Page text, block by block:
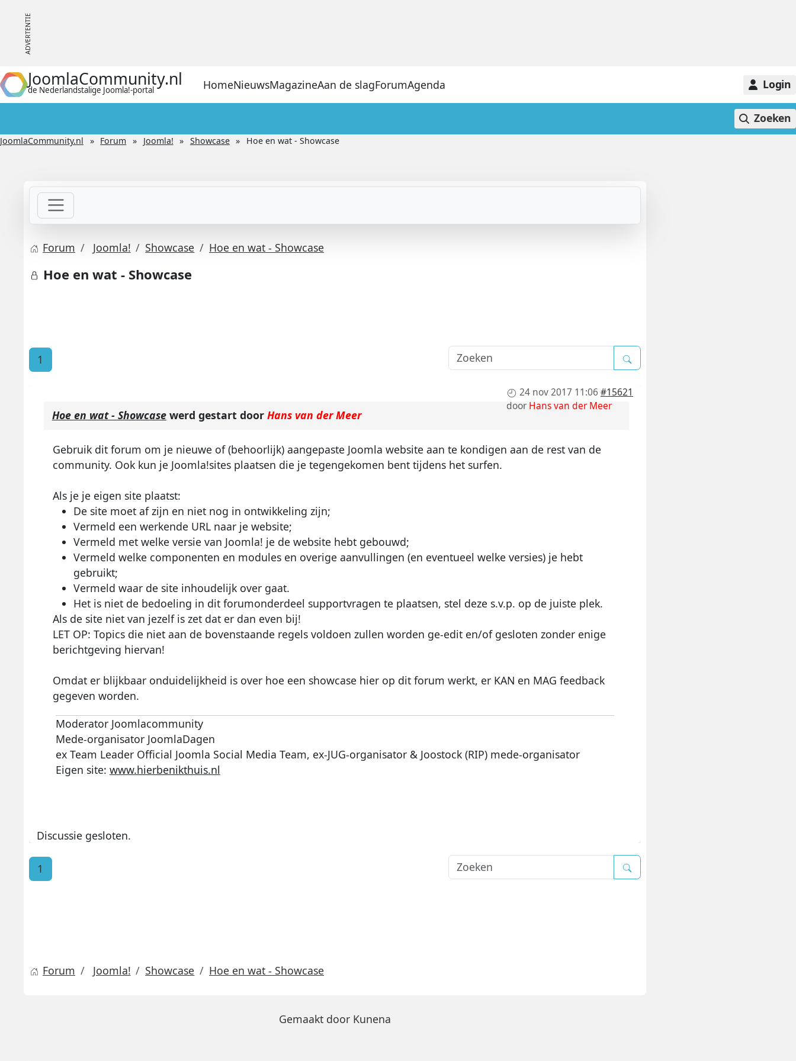
JoomlaCommunity.nl
de Nederlandstalige Joomla!-portal HomeNieuwsMagazineAan de slagForumAgenda Login
Zoeken
JoomlaCommunity.nl Forum Joomla! Showcase Hoe en wat - Showcase
Forum Joomla! Showcase Hoe en wat - Showcase
Hoe en wat - Showcase
1
24 nov 2017 11:06 #15621
doorHans van der Meer
Hoe en wat - Showcasewerd gestart door Hans van der Meer
Gebruik dit forum om je nieuwe of (behoorlijk) aangepaste Joomla website aan te kondigen aan de rest van de
community. Ook kun je Joomla!sites plaatsen die je tegengekomen bent tijdens het surfen.
Als je je eigen site plaatst:
De site moet af zijn en niet nog in ontwikkeling zijn;
Vermeld een werkende URL naar je website;
Vermeld met welke versie van Joomla! je de website hebt gebouwd;
Vermeld welke componenten en modules en overige aanvullingen (en eventueel welke versies) je hebt
gebruikt;
Vermeld waar de site inhoudelijk over gaat.
Het is niet de bedoeling in dit forumonderdeel supportvragen te plaatsen, stel deze s.v.p. op de juiste plek.
Als de site niet van jezelf is zet dat er dan even bij!
LET OP: Topics die niet aan de bovenstaande regels voldoen zullen worden ge-edit en/of gesloten zonder enige
berichtgeving hiervan!
Omdat er blijkbaar onduidelijkheid is over hoe een showcase hier op dit forum werkt, er KAN en MAG feedback
gegeven worden.
Moderator Joomlacommunity
Mede-organisator JoomlaDagen
ex Team Leader Official Joomla Social Media Team, ex-JUG-organisator & Joostock (RIP) mede-organisator
Eigen site: www.hierbenikthuis.nl
Discussie gesloten.
1
Forum Joomla! Showcase Hoe en wat - Showcase
Gemaakt door Kunena